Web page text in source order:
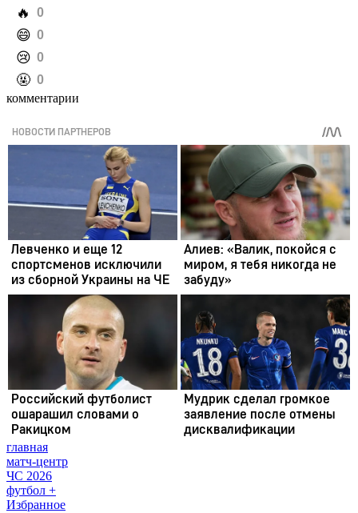
️🔥 0
️😄 0
️😢 0
️🤬 0
комментарии
главная
матч-центр
ЧС 2026
футбол +
Избранное